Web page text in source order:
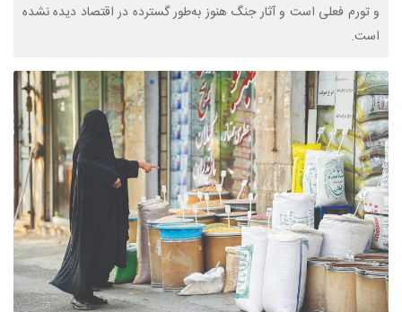
و تورم فعلی است و آثار جنگ هنوز به‌طور گسترده در اقتصاد دیده نشده
است.